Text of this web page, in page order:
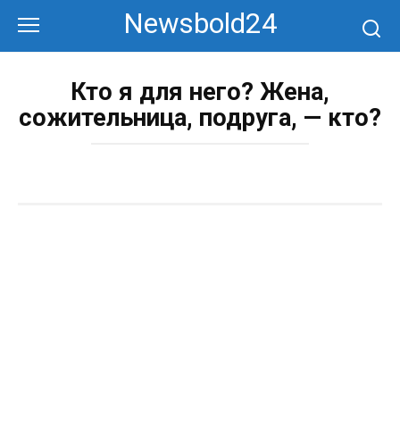
контенту
Newsbold24
Кто я для него? Жена,
сожительница, подруга, — кто?